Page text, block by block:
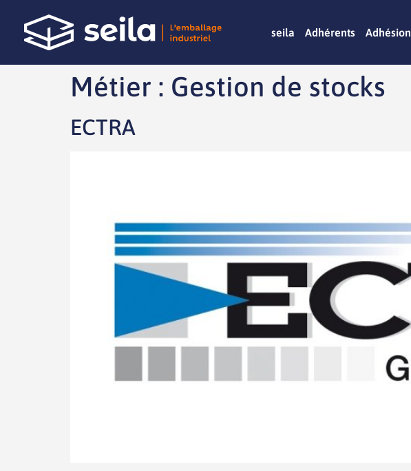
seila Adhérents Adhésion
Métier : Gestion de stocks
ECTRA